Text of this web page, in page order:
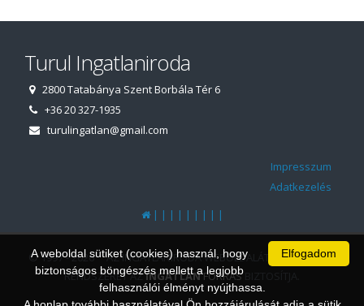
Turul Ingatlaniroda
2800 Tatabánya Szent Borbála Tér 6
+36 20 327-1935
turulingatlan@gmail.com
Impresszum
Adatkezelés
| | | | | | | | |
© 1997 - 2026 AZ INGATLANIRODA WEBOLDALÁT ÉS ÜGYVITELI
RENDSZERÉT AZINGATLANFORRÁSBIZTOSÍTJA.
Elfogadom
A weboldal sütiket (cookies) használ, hogy
biztonságos böngészés mellett a legjobb
felhasználói élményt nyújthassa.